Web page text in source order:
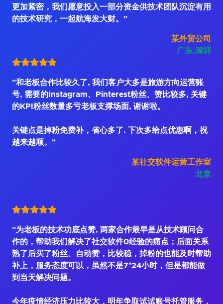
更加紧密，我们愿意投入一部分资金供技术团队沉淀有用
的技术研究，一起航海发大财。"
某外贸公司
广东.深圳
"和老板合作比较久了, 我们客户大多是旅游方向运营账
号, 需要的Instagram、Pinterest粉丝、赞比较多, 关键
的KPI粉丝数量多亏老板支撑场面, 谢谢啦。
关键点是掉粉免费补，省心多了. 下次多给点优惠啊，祝
越来越顺。"
某社交软件运营工作室
北京
"为老板的技术功底点赞, 两家合作最早是从技术顾问合
作的，帮助我们解决了社交软件0经验的痛点；后面关系
熟了后买了粉丝、自动赞，比较稳，掉粉的也能及时帮助
补上，服务态度可以，虽然不是7*24小时，但是都能做
到当天解决问题。
今年疫情经济压力比较大，明年争取试试账号托管服务，